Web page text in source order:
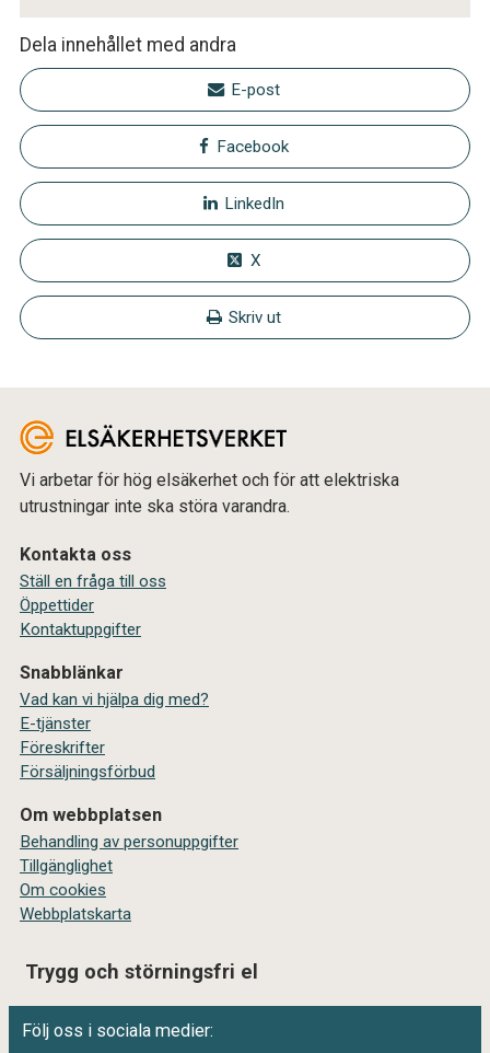
Dela innehållet med andra
E-post
Facebook
LinkedIn
X
Skriv ut
Vi arbetar för hög elsäkerhet och för att elektriska
utrustningar inte ska störa varandra.
Kontakta oss
Ställ en fråga till oss
Öppettider
Kontaktuppgifter
Snabblänkar
Vad kan vi hjälpa dig med?
E-tjänster
Föreskrifter
Försäljningsförbud
Om webbplatsen
Behandling av personuppgifter
Tillgänglighet
Om cookies
Webbplatskarta
Trygg och störningsfri el
Följ oss i sociala medier: